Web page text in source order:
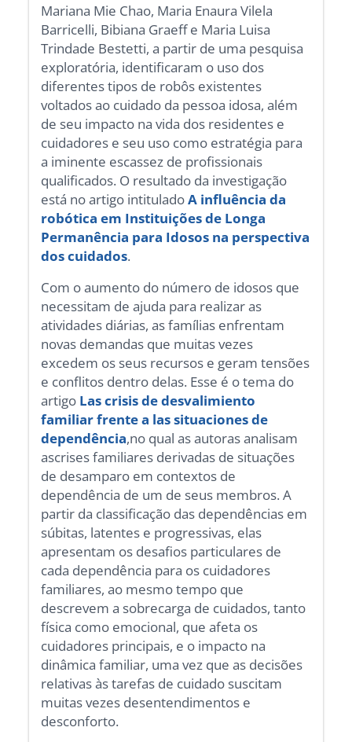
Mariana Mie Chao, Maria Enaura Vilela
Barricelli, Bibiana Graeff e Maria Luisa
Trindade Bestetti, a partir de uma pesquisa
exploratória, identificaram o uso dos
diferentes tipos de robôs existentes
voltados ao cuidado da pessoa idosa, além
de seu impacto na vida dos residentes e
cuidadores e seu uso como estratégia para
a iminente escassez de profissionais
qualificados. O resultado da investigação
está no artigo intituladoA influência da
robótica em Instituições de Longa
Permanência para Idosos na perspectiva
dos cuidados.
Com o aumento do número de idosos que
necessitam de ajuda para realizar as
atividades diárias, as famílias enfrentam
novas demandas que muitas vezes
excedem os seus recursos e geram tensões
e conflitos dentro delas. Esse é o tema do
artigo Las crisis de desvalimiento
familiar frente a las situaciones de
dependência,no qual as autoras analisam
ascrises familiares derivadas de situações
de desamparo em contextos de
dependência de um de seus membros. A
partir da classificação das dependências em
súbitas, latentes e progressivas, elas
apresentam os desafios particulares de
cada dependência para os cuidadores
familiares, ao mesmo tempo que
descrevem a sobrecarga de cuidados, tanto
física como emocional, que afeta os
cuidadores principais, e o impacto na
dinâmica familiar, uma vez que as decisões
relativas às tarefas de cuidado suscitam
muitas vezes desentendimentos e
desconforto.